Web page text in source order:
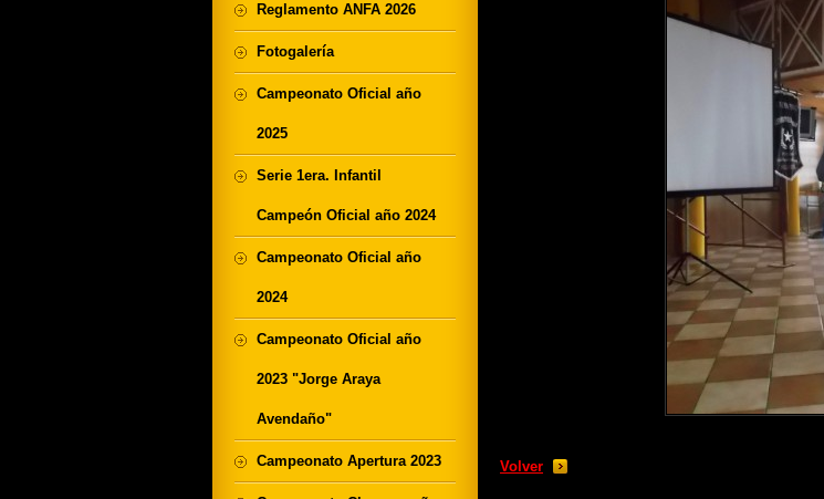
Volver
Reglamento ANFA 2026
Fotogalería
Campeonato Oficial año
2025
Serie 1era. Infantil
Campeón Oficial año 2024
Campeonato Oficial año
2024
Campeonato Oficial año
2023 "Jorge Araya
Avendaño"
Campeonato Apertura 2023